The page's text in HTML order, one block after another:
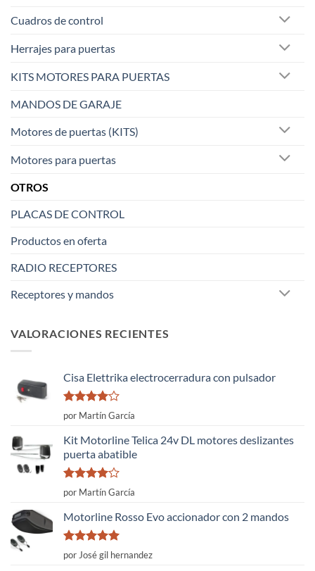
Cuadros de control
Herrajes para puertas
KITS MOTORES PARA PUERTAS
MANDOS DE GARAJE
Motores de puertas (KITS)
Motores para puertas
OTROS
PLACAS DE CONTROL
Productos en oferta
RADIO RECEPTORES
Receptores y mandos
VALORACIONES RECIENTES
Cisa Elettrika electrocerradura con pulsador
Valorado
con
5
por Martín García
Kit Motorline Telica 24v DL motores deslizantes
puerta abatible
Valorado
con
5
por Martín García
Motorline Rosso Evo accionador con 2 mandos
Valorado
con
de 5
por José gil hernandez